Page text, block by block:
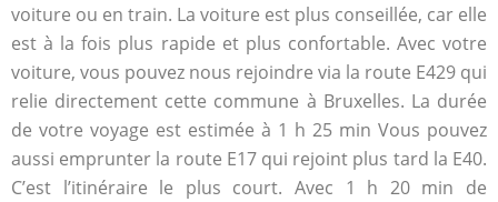
voiture ou en train. La voiture est plus conseillée, car elle
est à la fois plus rapide et plus confortable. Avec votre
voiture, vous pouvez nous rejoindre via la route E429 qui
relie directement cette commune à Bruxelles. La durée
de votre voyage est estimée à 1 h 25 min Vous pouvez
aussi emprunter la route E17 qui rejoint plus tard la E40.
C’est l’itinéraire le plus court. Avec 1 h 20 min de